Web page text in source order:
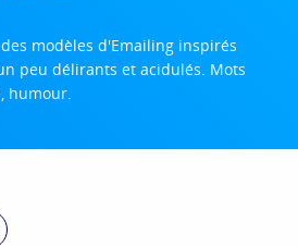
modèles d'Emailing inspirés
peu délirants et acidulés. Mots
humour.